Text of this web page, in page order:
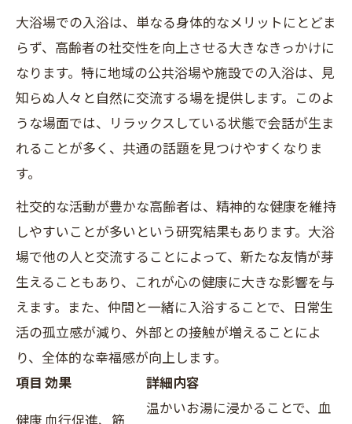
大浴場での入浴は、単なる身体的なメリットにとどま
らず、高齢者の社交性を向上させる大きなきっかけに
なります。特に地域の公共浴場や施設での入浴は、見
知らぬ人々と自然に交流する場を提供します。このよ
うな場面では、リラックスしている状態で会話が生ま
れることが多く、共通の話題を見つけやすくなりま
す。
社交的な活動が豊かな高齢者は、精神的な健康を維持
しやすいことが多いという研究結果もあります。大浴
場で他の人と交流することによって、新たな友情が芽
生えることもあり、これが心の健康に大きな影響を与
えます。また、仲間と一緒に入浴することで、日常生
活の孤立感が減り、外部との接触が増えることによ
り、全体的な幸福感が向上します。
項目 効果
詳細内容
健康 血行促進、筋
温かいお湯に浸かることで、血